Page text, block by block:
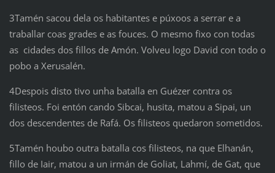
3Tamén sacou dela os habitantes e púxoos a serrar e a
traballar coas grades e as fouces. O mesmo fixo con todas
as cidades dos fillos de Amón. Volveu logo David con todo o
pobo a Xerusalén.
4Despois disto tivo unha batalla en Guézer contra os
filisteos. Foi entón cando Sibcai, husita, matou a Sipai, un
dos descendentes de Rafá. Os filisteos quedaron sometidos.
5Tamén houbo outra batalla cos filisteos, na que Elhanán,
fillo de Iair, matou a un irmán de Goliat, Lahmí, de Gat, que